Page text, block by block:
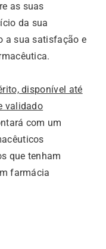
as suas
da sua
a sua satisfação e
disponível até
validado
com um
que tenham
farmácia